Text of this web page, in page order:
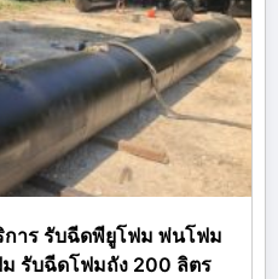
การ รับฉีดพียูโฟม พ่นโฟม
ม รับฉีดโฟมถัง 200 ลิตร